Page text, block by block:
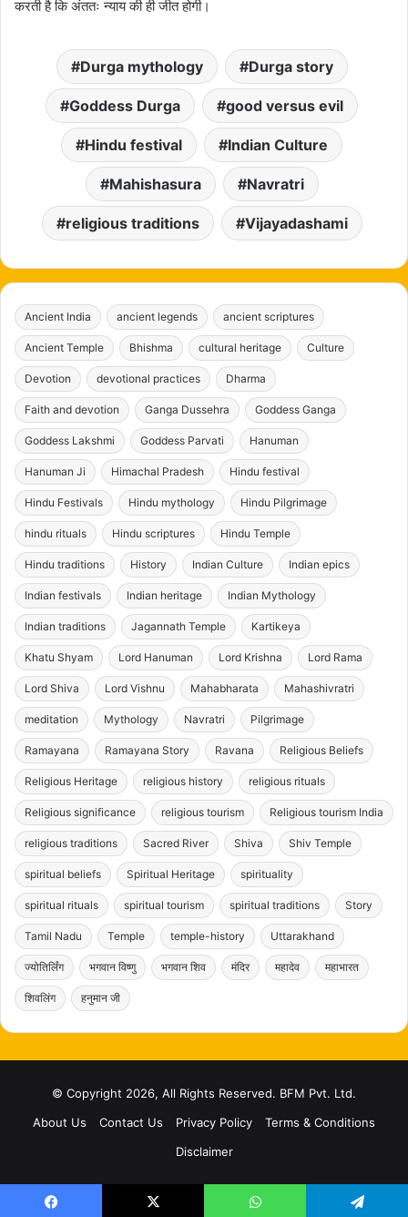
करती है कि अंततः न्याय की ही जीत होगी।
Durga mythology Durga story
Goddess Durga good versus evil
Hindu festival Indian Culture
Mahishasura Navratri
religious traditions Vijayadashami
Ancient India ancient legends ancient scriptures
Ancient Temple Bhishma cultural heritage Culture
Devotion devotional practices Dharma
Faith and devotion Ganga Dussehra Goddess Ganga
Goddess Lakshmi Goddess Parvati Hanuman
Hanuman Ji Himachal Pradesh Hindu festival
Hindu Festivals Hindu mythology Hindu Pilgrimage
hindu rituals Hindu scriptures Hindu Temple
Hindu traditions History Indian Culture Indian epics
Indian festivals Indian heritage Indian Mythology
Indian traditions Jagannath Temple Kartikeya
Khatu Shyam Lord Hanuman Lord Krishna Lord Rama
Lord Shiva Lord Vishnu Mahabharata Mahashivratri
meditation Mythology Navratri Pilgrimage
Ramayana Ramayana Story Ravana Religious Beliefs
Religious Heritage religious history religious rituals
Religious significance religious tourism Religious tourism India
religious traditions Sacred River Shiva Shiv Temple
spiritual beliefs Spiritual Heritage spirituality
spiritual rituals spiritual tourism spiritual traditions Story
Tamil Nadu Temple temple-history Uttarakhand
ज्योतिर्लिंग भगवान विष्णु भगवान शिव मंदिर महादेव महाभारत
शिवलिंग हनुमान जी
© Copyright 2026, All Rights Reserved. BFM Pvt. Ltd.
About Us
Contact Us Privacy Policy
Terms & Conditions
Disclaimer